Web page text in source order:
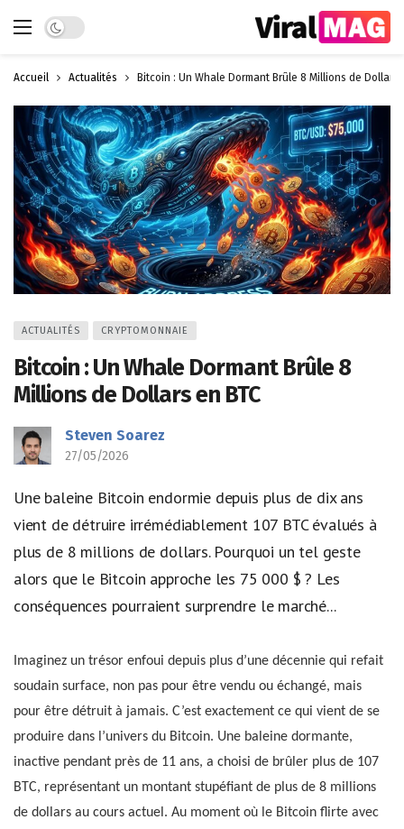
Dark mode
Accueil Actualités Bitcoin : Un Whale Dormant Brûle 8 Millions de Dollars
ACTUALITÉS CRYPTOMONNAIE
Bitcoin : Un Whale Dormant Brûle 8
Millions de Dollars en BTC
Steven Soarez
27/05/2026
Une baleine Bitcoin endormie depuis plus de dix ans
vient de détruire irrémédiablement 107 BTC évalués à
plus de 8 millions de dollars. Pourquoi un tel geste
alors que le Bitcoin approche les 75 000 $ ? Les
conséquences pourraient surprendre le marché...
Imaginez un trésor enfoui depuis plus d’une décennie qui refait
soudain surface, non pas pour être vendu ou échangé, mais
pour être détruit à jamais. C’est exactement ce qui vient de se
produire dans l’univers du Bitcoin. Une baleine dormante,
inactive pendant près de 11 ans, a choisi de brûler plus de 107
BTC, représentant un montant stupéfiant de plus de 8 millions
de dollars au cours actuel. Au moment où le Bitcoin flirte avec